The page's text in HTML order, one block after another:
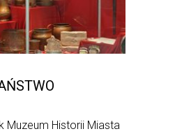
Muzeum Historii Miasta